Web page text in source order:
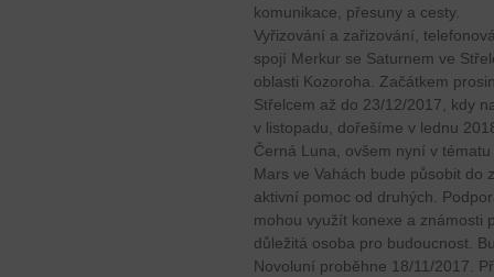
komunikace, přesuny a cesty.
Vyřizování a zařizování,
spojí Merkur se Saturnem ve
oblasti Kozoroha. Začátkem
Střelcem až do 23/12/2017, kdy
v listopadu, dořešíme v lednu
Černá Luna, ovšem nyní v
Mars ve Vahách bude působit do
aktivní pomoc od druhých.
mohou využít konexe a známosti
důležitá osoba pro budoucnost.
Novoluní proběhne 18/11/2017.